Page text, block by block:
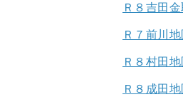
Ｒ８吉田
Ｒ７前川
Ｒ８村田
Ｒ８成田